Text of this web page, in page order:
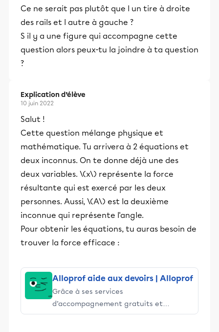
Ce ne serait pas plutôt que l un tire à droite
des rails et l autre à gauche ?
S il y a une figure qui accompagne cette
question alors peux-tu la joindre à ta question
?
Explication d’élève
10 juin 2022
Salut !
Cette question mélange physique et
mathématique. Tu arrivera à 2 équations et
deux inconnus. On te donne déjà une des
deux variables. \(x\) représente la force
résultante qui est exercé par les deux
personnes. Aussi, \(A\) est la deuxième
inconnue qui représente l'angle.
Pour obtenir les équations, tu auras besoin de
trouver la force efficace :
Alloprof aide aux devoirs | Alloprof
Grâce à ses services
d’accompagnement gratuits et
stimulants, Alloprof engage les élèves